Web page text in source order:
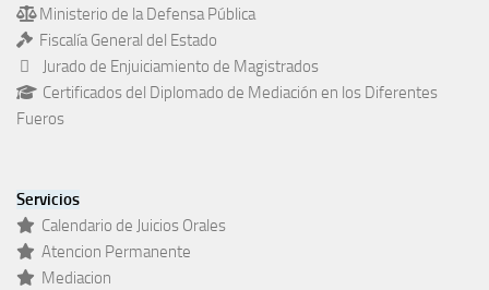
Ministerio de la Defensa Pública
Fiscalía General del Estado
Jurado de Enjuiciamiento de Magistrados
Certificados del Diplomado de Mediación en los Diferentes
Fueros
Servicios
Calendario de Juicios Orales
Atencion Permanente
Mediacion